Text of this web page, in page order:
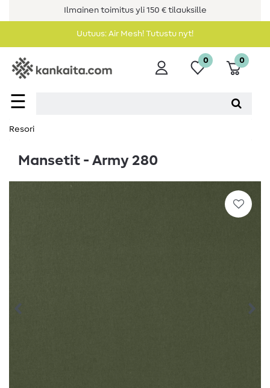
Ilmainen toimitus yli 150 € tilauksille
Uutuus: Air Mesh! Tutustu nyt!
☰
0 0
Resori
Mansetit - Army 280